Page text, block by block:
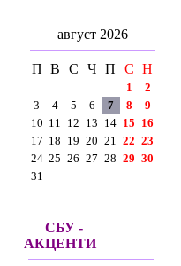
август 2026
П В С Ч П С Н
1
2
3
4 5 6 7 8
9
10 11 12 13 14 15 16
17 18 19 20 21 22 23
24 25 26 27 28 29 30
31
СБУ -
АКЦЕНТИ